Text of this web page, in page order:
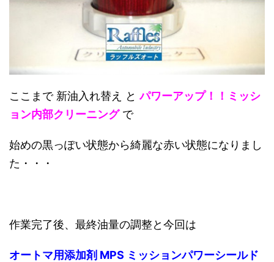
ここまで 新油入れ替え とパワーアップ！！ミッシ
ョン内部クリーニング で
始めの黒っぽい状態から綺麗な赤い状態になりまし
た・・・
作業完了後、最終油量の調整と今回は
オートマ用添加剤 MPS ミッションパワーシールド